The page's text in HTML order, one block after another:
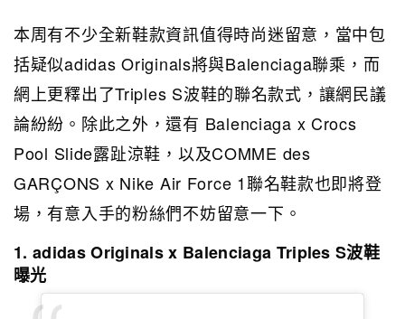
本周有不少全新鞋款資訊值得時尚迷留意，當中包
括疑似adidas Originals將與Balenciaga聯乘，而
網上更釋出了Triples S波鞋的聯名款式，讓網民議
論紛紛。除此之外，還有 Balenciaga x Crocs
Pool Slide露趾涼鞋，以及COMME des
GARÇONS x Nike Air Force 1聯名鞋款也即將登
場，有意入手的粉絲們不妨留意一下。
1. adidas Originals x Balenciaga Triples S波鞋
曝光